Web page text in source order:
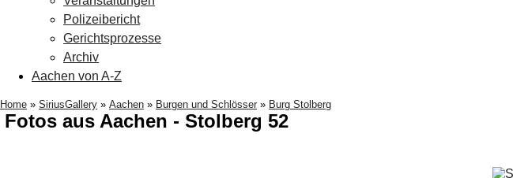
Polizeibericht
Gerichtsprozesse
Archiv
Aachen von A-Z
Home » SiriusGallery » Aachen » Burgen und Schlösser » Burg Stolberg
Fotos aus Aachen - Stolberg 52